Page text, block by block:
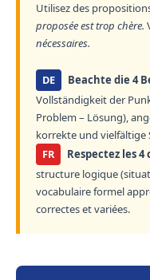
Utilisez des
proposée est trop chère.
nécessaires.
DE
Beachte die 4
Vollständigkeit der
Problem – Lösung),
korrekte und vielfältige
FR
Respectez les 4
structure logique
vocabulaire formel
correctes et variées.